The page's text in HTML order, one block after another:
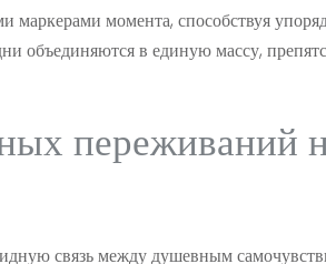
момента, способствуя
объединяются в единую массу,
переживаний
связь между душевным